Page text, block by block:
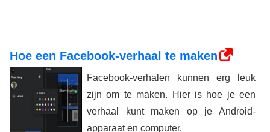
Hoe een Facebook-verhaal te maken
Facebook-verhalen kunnen erg leuk
zijn om te maken. Hier is hoe je een
verhaal kunt maken op je Android-
apparaat en computer.